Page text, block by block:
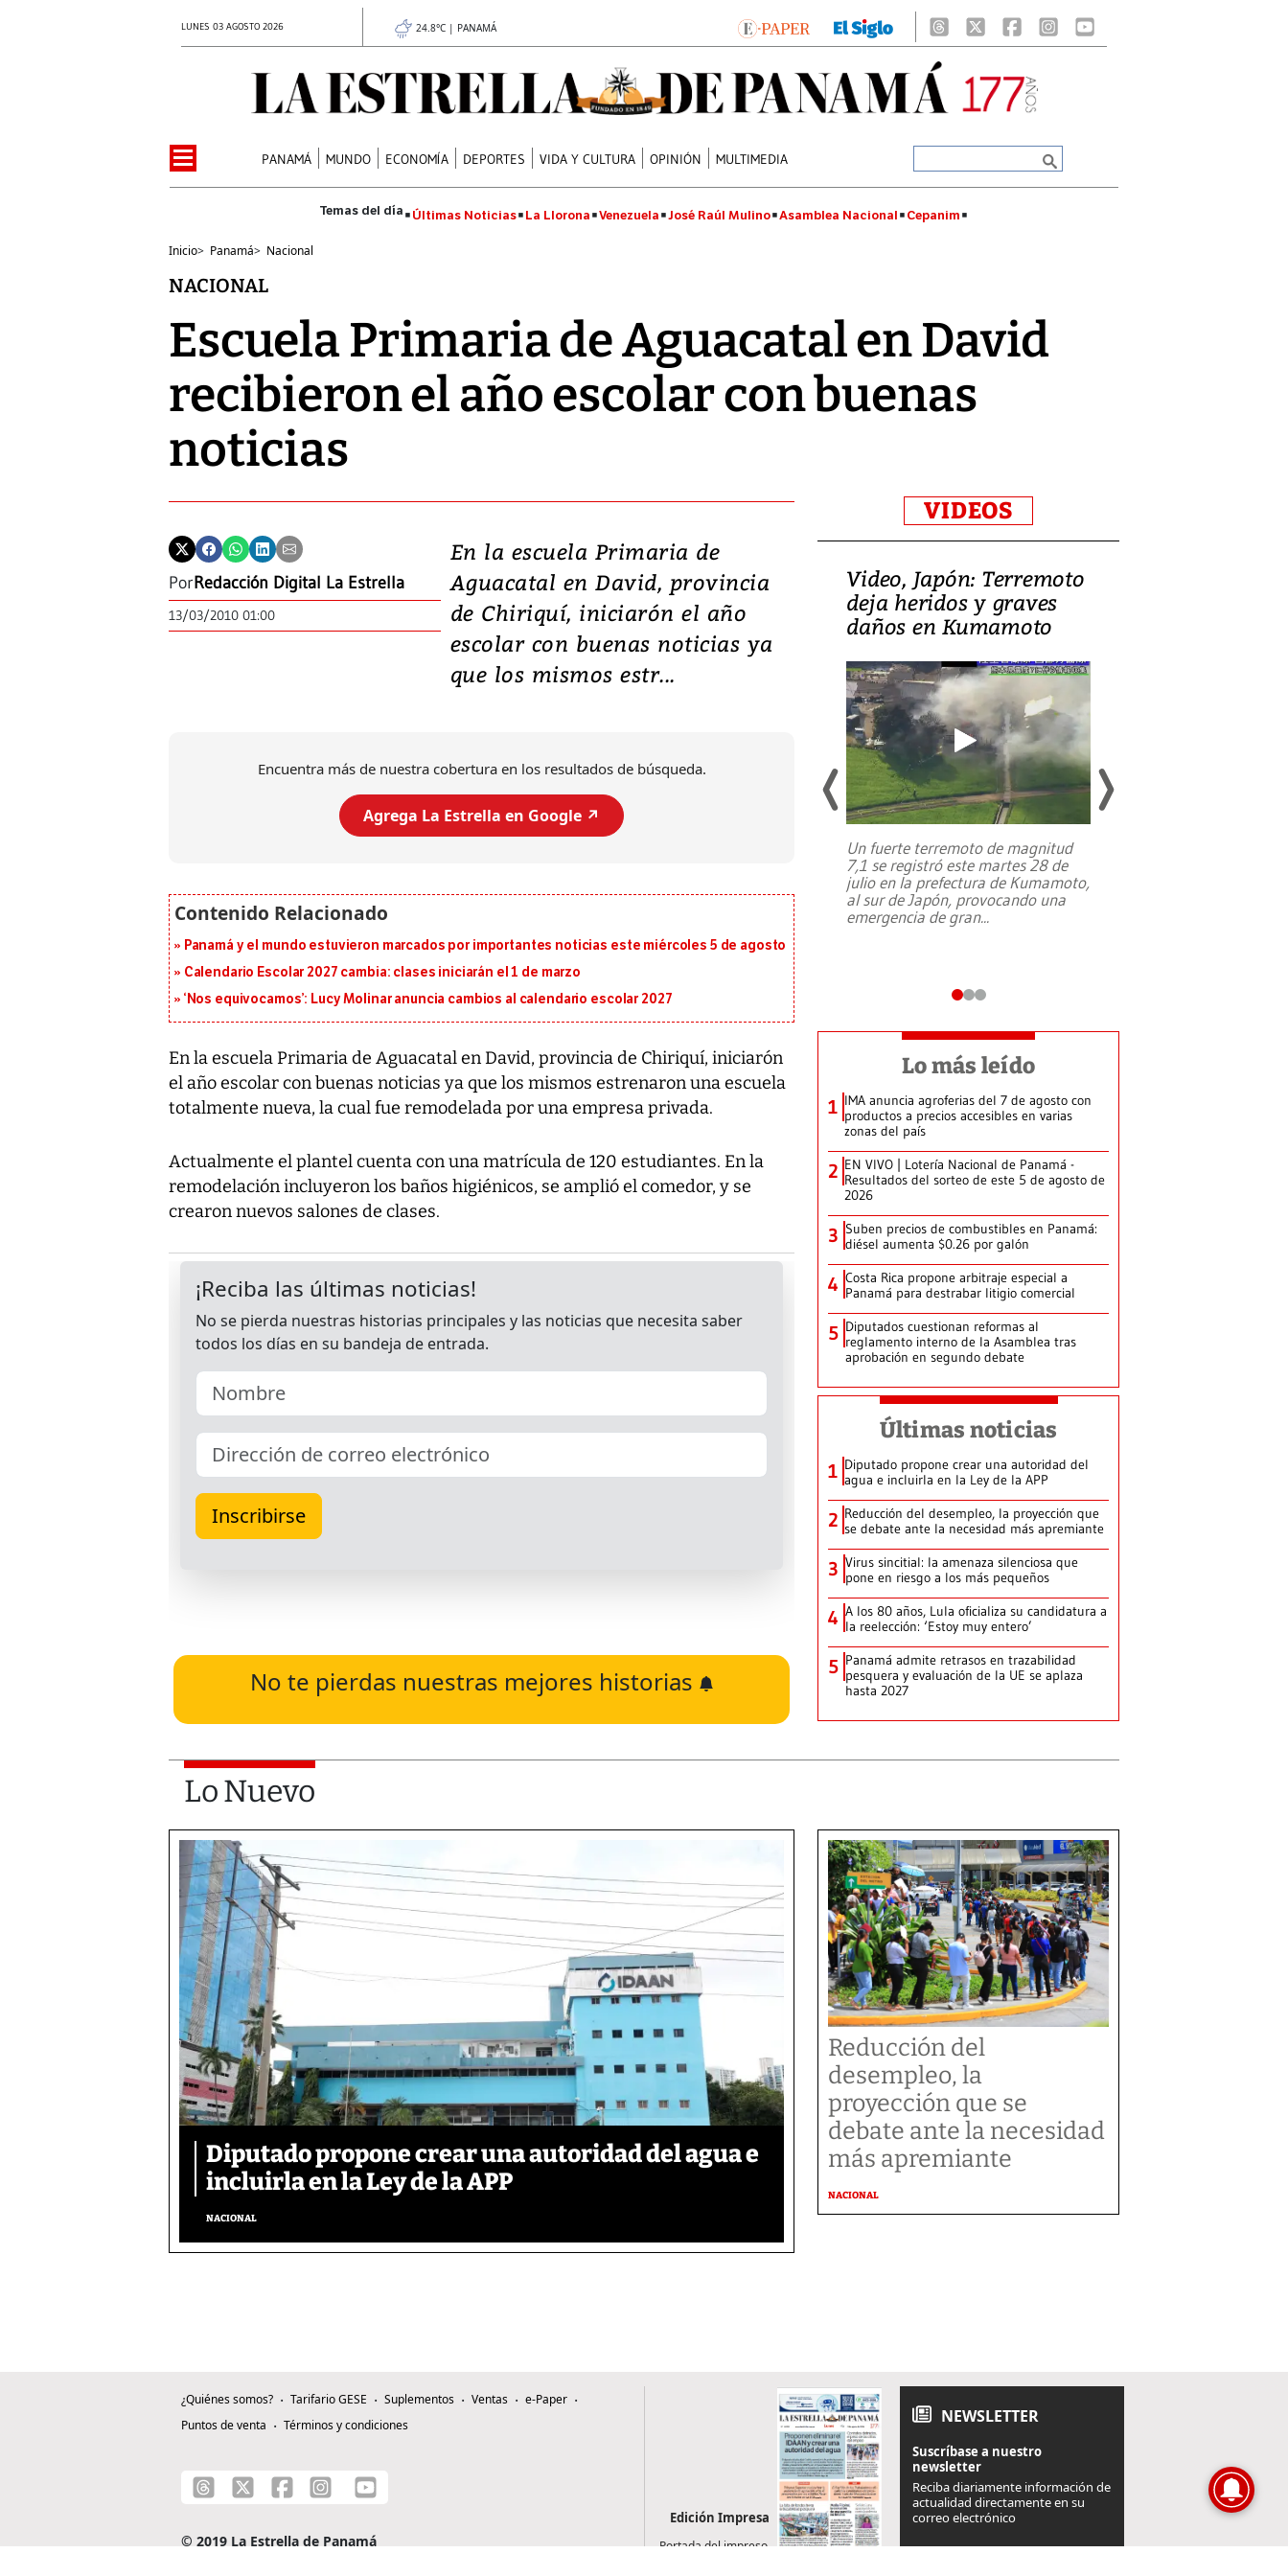
LUNES 03 AGOSTO 2026 24.8°C | PANAMÁ
PANAMÁ MUNDO ECONOMÍA DEPORTES VIDA Y CULTURA OPINIÓN MULTIMEDIA
Últimas Noticias La Llorona Venezuela José Raúl Mulino Asamblea Nacional Cepanim
Inicio> Panamá> Nacional
NACIONAL
Escuela Primaria de Aguacatal en David
recibieron el año escolar con buenas
noticias
PorRedacción Digital La Estrella
13/03/2010 01:00
En la escuela Primaria de
Aguacatal en David, provincia
de Chiriquí, iniciarón el año
escolar con buenas noticias ya
que los mismos estr...
Encuentra más de nuestra cobertura en los resultados de búsqueda.
Agrega La Estrella en Google ↗️
Panamá y el mundo estuvieron marcados por importantes noticias este miércoles 5 de agosto
Calendario Escolar 2027 cambia: clases iniciarán el 1 de marzo
‘Nos equivocamos’: Lucy Molinar anuncia cambios al calendario escolar 2027
En la escuela Primaria de Aguacatal en David, provincia de Chiriquí, iniciarón
el año escolar con buenas noticias ya que los mismos estrenaron una escuela
totalmente nueva, la cual fue remodelada por una empresa privada.
Actualmente el plantel cuenta con una matrícula de 120 estudiantes. En la
remodelación incluyeron los baños higiénicos, se amplió el comedor, y se
crearon nuevos salones de clases.
No te pierdas nuestras mejores historias
VIDEOS
Isidro Carbonell,
director de la Lotería:
‘Vamos a ser más
transparentes, tengan fe
Video, Japón: Terremoto
deja heridos y graves
daños en Kumamoto
Un fuerte terremoto de magnitud
7,1 se registró este martes 28 de
julio en la prefectura de Kumamoto,
al sur de Japón, provocando una
emergencia de gran...
Lo más leído
1 IMA anuncia agroferias del 7 de agosto con
productos a precios accesibles en varias
zonas del país
2 EN VIVO | Lotería Nacional de Panamá -
Resultados del sorteo de este 5 de agosto de
2026
3 Suben precios de combustibles en Panamá:
diésel aumenta $0.26 por galón
4 Costa Rica propone arbitraje especial a
Panamá para destrabar litigio comercial
5 Diputados cuestionan reformas al
reglamento interno de la Asamblea tras
aprobación en segundo debate
Últimas noticias
1 Diputado propone crear una autoridad del
agua e incluirla en la Ley de la APP
2 Reducción del desempleo, la proyección que
se debate ante la necesidad más apremiante
3 Virus sincitial: la amenaza silenciosa que
pone en riesgo a los más pequeños
4 A los 80 años, Lula oficializa su candidatura a
la reelección: ‘Estoy muy entero’
5 Panamá admite retrasos en trazabilidad
pesquera y evaluación de la UE se aplaza
hasta 2027
Lo Nuevo
Diputado propone crear una autoridad del agua e
incluirla en la Ley de la APP
NACIONAL
Reducción del
desempleo, la
proyección que se
debate ante la necesidad
más apremiante
NACIONAL
¿Quiénes somos? Tarifario GESE Suplementos Ventas
e-Paper
Puntos de venta
Términos y condiciones
© 2019 La Estrella de Panamá
Edición Impresa
Portada del impreso
NEWSLETTER
Suscríbase a nuestro
newsletter
Reciba diariamente información de
actualidad directamente en su
correo electrónico